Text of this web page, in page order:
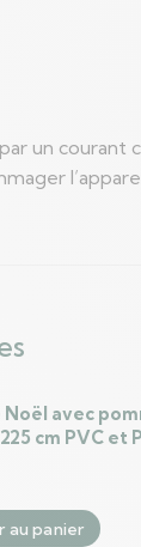
un courant
Noël avec
cm PVC et
au panier